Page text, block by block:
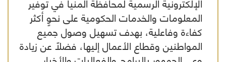
المعلومات والخدمات الحكومية على نحوٍ أكثر
كفاءة وفاعلية، بهدف تسهيل وصول جميع
المواطنين وقطاع الأعمال إليها، فضلاً عن زيادة